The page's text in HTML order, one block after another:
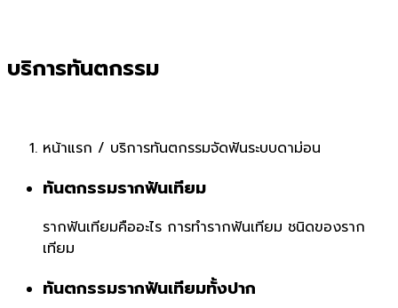
บริการทันตกรรม
หน้าแรก / บริการทันตกรรมจัดฟันระบบดาม่อน
ทันตกรรมรากฟันเทียม
รากฟันเทียมคืออะไร การทำรากฟันเทียม ชนิดของราก
เทียม
ทันตกรรมรากฟันเทียมทั้งปาก